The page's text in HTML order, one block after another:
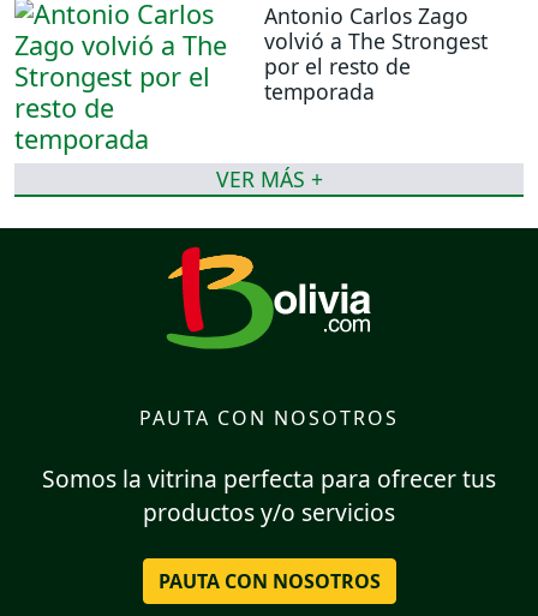
Antonio Carlos Zago
volvió a The Strongest
por el resto de
temporada
VER MÁS +
PAUTA CON NOSOTROS
Somos la vitrina perfecta para ofrecer tus
productos y/o servicios
PAUTA CON NOSOTROS